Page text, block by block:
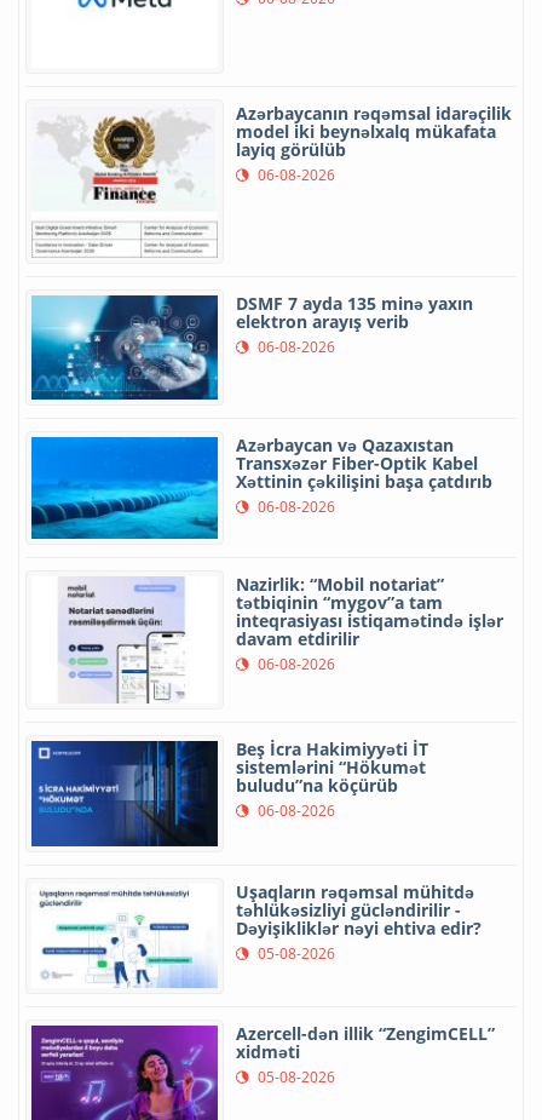
Azərbaycanın rəqəmsal idarəçilik
model iki beynəlxalq mükafata
layiq görülüb
06-08-2026
DSMF 7 ayda 135 minə yaxın
elektron arayış verib
06-08-2026
Azərbaycan və Qazaxıstan
Transxəzər Fiber-Optik Kabel
Xəttinin çəkilişini başa çatdırıb
06-08-2026
Nazirlik: “Mobil notariat”
tətbiqinin “mygov”a tam
inteqrasiyası istiqamətində işlər
davam etdirilir
06-08-2026
Beş İcra Hakimiyyəti İT
sistemlərini “Hökumət
buludu”na köçürüb
06-08-2026
Uşaqların rəqəmsal mühitdə
təhlükəsizliyi gücləndirilir -
Dəyişikliklər nəyi ehtiva edir?
05-08-2026
Azercell-dən illik “ZengimCELL”
xidməti
05-08-2026